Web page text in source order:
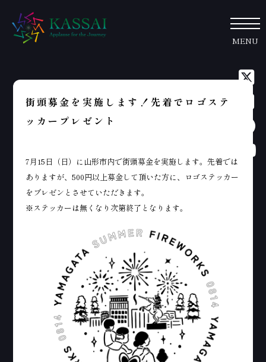
MENU
街頭募金を実施します！先着でロゴステ
ッカープレゼント
7月15日（日）に山形市内で街頭募金を実施します。先着では
ありますが、500円以上募金して頂いた方に、ロゴステッカー
をプレゼンとさせていただきます。
※ステッカーは無くなり次第終了となります。